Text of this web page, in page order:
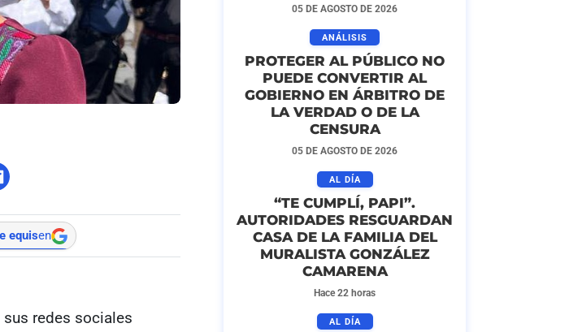
equisen
redes sociales
05 DE AGOSTO DE 2026
ANÁLISIS
PROTEGER AL PÚBLICO NO
PUEDE CONVERTIR AL
GOBIERNO EN ÁRBITRO DE
LA VERDAD O DE LA
CENSURA
05 DE AGOSTO DE 2026
AL DÍA
“TE CUMPLÍ, PAPI”.
AUTORIDADES RESGUARDAN
CASA DE LA FAMILIA DEL
MURALISTA GONZÁLEZ
CAMARENA
Hace 22 horas
AL DÍA